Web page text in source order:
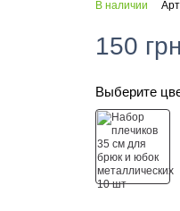
В наличии
150 грн
Выберите